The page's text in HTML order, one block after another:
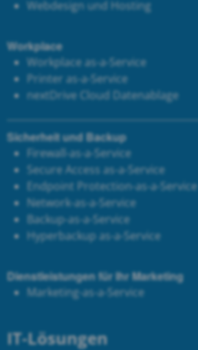
Webdesign und Hosting
Workplace
Workplace as-a-Service
Printer as-a-Service
nextDrive Cloud Datenablage
Sicherheit und Backup
Firewall-as-a-Service
Secure Access as-a-Service
Endpoint Protection-as-a-Service
Network-as-a-Service
Backup-as-a-Service
Hyperbackup as-a-Service
Dienstleistungen für Ihr Marketing
Marketing-as-a-Service
IT-Lösungen